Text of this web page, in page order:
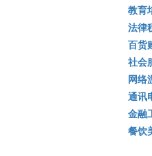
教育
法律
百货
社会
网络
通讯
金融
餐饮